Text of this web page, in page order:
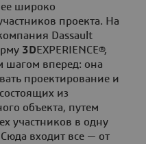
широко
проекта. На
Dassault
3DEXPERIENCE®,
шагом вперед: она
проектирование и
из
объекта, путем
участников в одну
входит все — от